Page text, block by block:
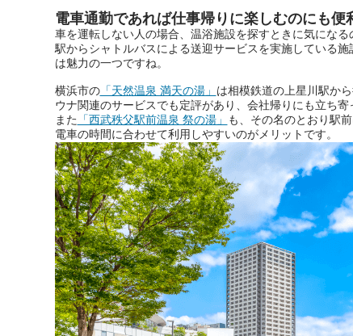
電車通勤であれば仕事帰りに楽しむのにも便
車を運転しない人の場合、温浴施設を探すときに気にな
駅からシャトルバスによる送迎サービスを実施している
は魅力の一つですね。
横浜市の「天然温泉 満天の湯」 は相模鉄道の上星川駅か
ウナ関連のサービスでも定評があり、会社帰りにも立ち寄
また 「西武秩父駅前温泉 祭の湯」
も、その名のとおり駅
電車の時間に合わせて利用しやすいのがメリットです。